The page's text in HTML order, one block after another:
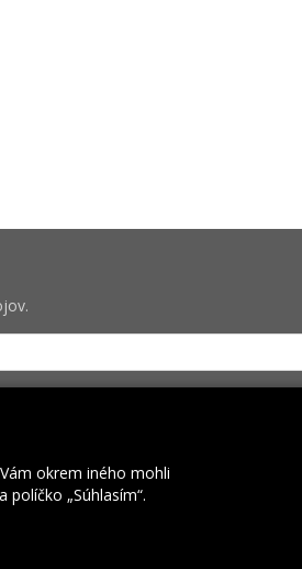
Kontakt
okrem iného mohli
„Súhlasím“.